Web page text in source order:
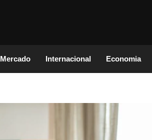
Mercado Internacional Economia